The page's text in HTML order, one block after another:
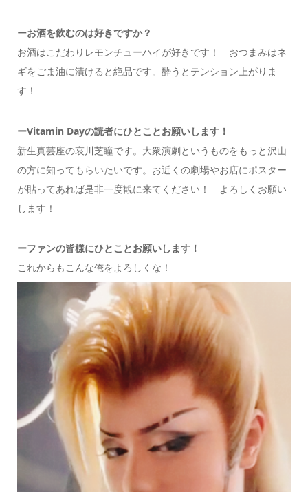
ーお酒を飲むのは好きですか？
お酒はこだわりレモンチューハイが好きです！ おつまみはネ
ギをごま油に漬けると絶品です。酔うとテンション上がりま
す！
ーVitamin Dayの読者にひとことお願いします！
新生真芸座の哀川芝瞳です。大衆演劇というものをもっと沢山
の方に知ってもらいたいです。お近くの劇場やお店にポスター
が貼ってあれば是非一度観に来てください！ よろしくお願い
します！
ーファンの皆様にひとことお願いします！
これからもこんな俺をよろしくな！